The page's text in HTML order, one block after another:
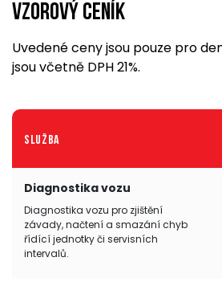
Vzorový ceník
Uvedené ceny jsou pouze pro
jsou včetně DPH 21%.
Služba
Diagnostika vozu
Diagnostika vozu pro zjištění
závady, načtení a smazání chyb
řídící jednotky či servisních
intervalů.